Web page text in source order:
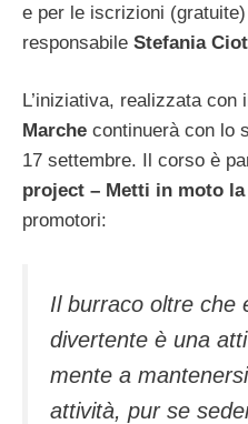
e per le iscrizioni
responsabile Stefania
L’iniziativa, realizzata con
Marche continuerà con lo
17 settembre. Il corso è
project – Metti in moto la
promotori:
Il burraco oltre che
divertente è una
mente a
attività, pur se